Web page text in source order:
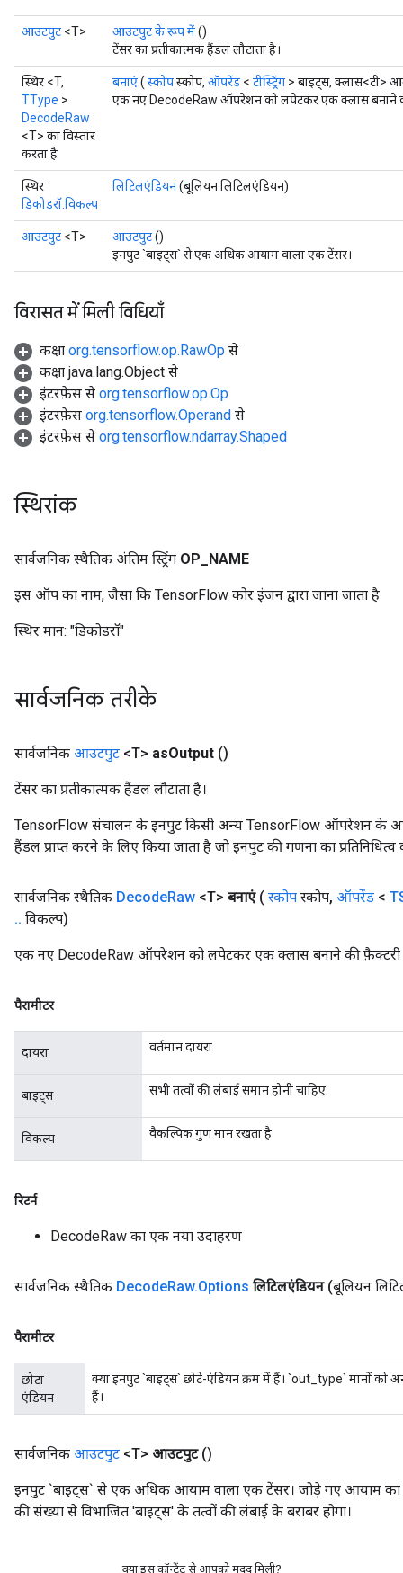
आउटपुट <T> आउटपुट के रूप में()
टेंसर का प्रतीकात्मक हैंडल लौटाता है।
स्थिर <T,
TType >
DecodeRaw
<T> का विस्तार
करता है
बनाएं( स्कोपस्कोप, ऑपरेंड < टीस्ट्रिंग > बाइट्स, क्लास<टी>
एक नए DecodeRaw ऑपरेशन को लपेटकर एक क्लास बनाने
स्थिर
डिकोडरॉ.विकल्प
लिटिलएंडियन(बूलियन लिटिलएंडियन)
आउटपुट <T> आउटपुट()
इनपुट `बाइट्स` से एक अधिक आयाम वाला एक टेंसर।
विरासत में मिली विधियाँ
कक्षा org.tensorflow.op.RawOp से
कक्षा java.lang.Object से
इंटरफ़ेस से org.tensorflow.op.Op
इंटरफ़ेस org.tensorflow.Operand से
इंटरफ़ेस से org.tensorflow.ndarray.Shaped
स्थिरांक
सार्वजनिक स्थैतिक अंतिम स्ट्रिंग OP NAME
इस ऑप का नाम, जैसा कि TensorFlow कोर इंजन द्वारा जाना जाता है
स्थिर मान: "डिकोडरॉ"
सार्वजनिक तरीके
सार्वजनिक आउटपुट <T> asOutput ()
टेंसर का प्रतीकात्मक हैंडल लौटाता है।
TensorFlow संचालन के इनपुट किसी अन्य TensorFlow ऑपरेशन के
हैंडल प्राप्त करने के लिए किया जाता है जो इनपुट की गणना का प्रतिनिधित्व
सार्वजनिक स्थैतिक DecodeRaw <T> बनाएं ( स्कोप स्कोप, ऑपरेंड <
.. विकल्प)
एक नए DecodeRaw ऑपरेशन को लपेटकर एक क्लास बनाने की फ़ैक्टरी
पैरामीटर
दायरा वर्तमान दायरा
बाइट्स सभी तत्वों की लंबाई समान होनी चाहिए.
विकल्प वैकल्पिक गुण मान रखता है
रिटर्न
DecodeRaw का एक नया उदाहरण
सार्वजनिक स्थैतिक DecodeRaw.Options लिटिलएंडियन (बूलियन
पैरामीटर
छोटा
एंडियन
क्या इनपुट `बाइट्स` छोटे-एंडियन क्रम में हैं। `out_type` मानों को
हैं।
सार्वजनिक आउटपुट <T> आउटपुट ()
इनपुट `बाइट्स` से एक अधिक आयाम वाला एक टेंसर। जोड़े गए आयाम का
की संख्या से विभाजित 'बाइट्स' के तत्वों की लंबाई के बराबर होगा।
क्या इस कॉन्टेंट से आपको मदद मिली?